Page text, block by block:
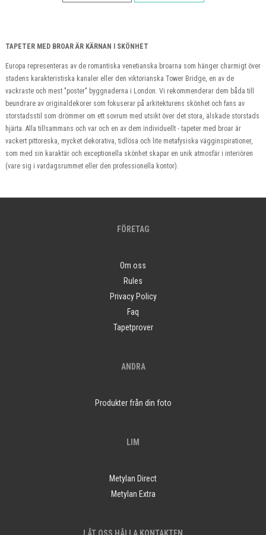
TAPETER MED BROAR ÄR KÄRNAN I SKÖNHET
Europa representeras av de romantiska venetianska broarna som hänger charmigt över
stadens karakteristiska kanaler eller den viktorianska Tower Bridge, en av de
vackraste och mest "poster" byggnaderna i London. Vi rekommenderar dem båda till
beundrare av originaldekorer som fokuserar på arkitekturens skönhet och fans av
storstadsstil som drömmer om ett sovrum med utsikt över det stora, älskade storstads
hjärta. Alla tillsammans och var och en av dem individuellt - tapeter med broar är
vackert pittoreska, mycket dekorativa, tidlösa och lite metafysiska vägginspirationer,
som med sin karaktär och exceptionella skönhet skapar en unik atmosfär i interiören
(vare sig i vardagsrummet eller den professionella kontor).
FÖRETAG
Om oss
Rules
Privacy Policy
Faq
Tapetprover
ANDRA
Produkter från din foto
LIM
Metylan Direct
Metylan Extra
LÅT OSS HÅLLA KONTAKTEN